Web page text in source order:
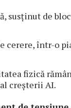
susținut de
cerere, într-o
fizică
creșterii AI.